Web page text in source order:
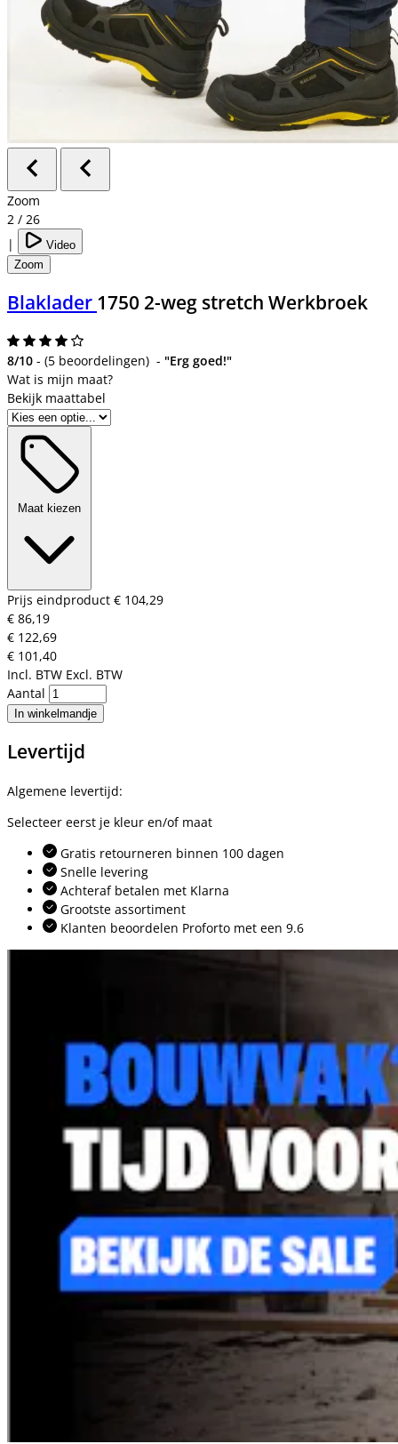
Zoom
2 / 26
|
Video
Zoom
Blaklader 1750 2-weg stretch Werkbroek
8/10 - (5 beoordelingen) - "Erg goed!"
Bekijk maattabel
Maat kiezen
Prijs eindproduct € 104,29
€ 86,19
€ 122,69
€ 101,40
Incl. BTW Excl. BTW
Aantal
In winkelmandje
Levertijd
Algemene levertijd:
Selecteer eerst je kleur en/of maat
Gratis retourneren binnen 100 dagen
Snelle levering
Achteraf betalen met Klarna
Grootste assortiment
Klanten beoordelen Proforto met een 9.6